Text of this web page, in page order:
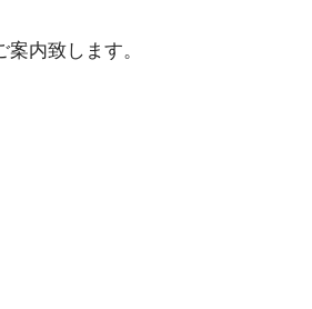
内致します。